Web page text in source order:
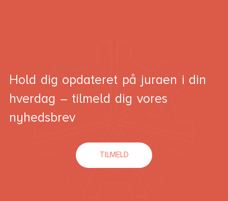
Hold dig opdateret på juraen i din
hverdag – tilmeld dig vores
nyhedsbrev
TILMELD